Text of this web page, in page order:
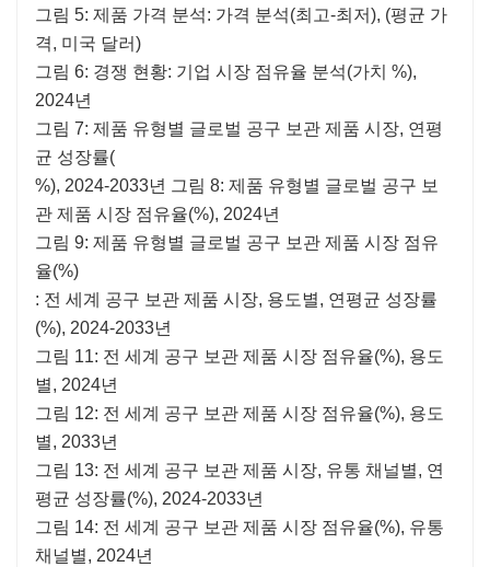
그림 5: 제품 가격 분석: 가격 분석(최고-최저), (평균 가
격, 미국 달러)
그림 6: 경쟁 현황: 기업 시장 점유율 분석(가치 %),
2024년
그림 7: 제품 유형별 글로벌 공구 보관 제품 시장, 연평
균 성장률(
%), 2024-2033년 그림 8: 제품 유형별 글로벌 공구 보
관 제품 시장 점유율(%), 2024년
그림 9: 제품 유형별 글로벌 공구 보관 제품 시장 점유
율(%)
: 전 세계 공구 보관 제품 시장, 용도별, 연평균 성장률
(%), 2024-2033년
그림 11: 전 세계 공구 보관 제품 시장 점유율(%), 용도
별, 2024년
그림 12: 전 세계 공구 보관 제품 시장 점유율(%), 용도
별, 2033년
그림 13: 전 세계 공구 보관 제품 시장, 유통 채널별, 연
평균 성장률(%), 2024-2033년
그림 14: 전 세계 공구 보관 제품 시장 점유율(%), 유통
채널별, 2024년